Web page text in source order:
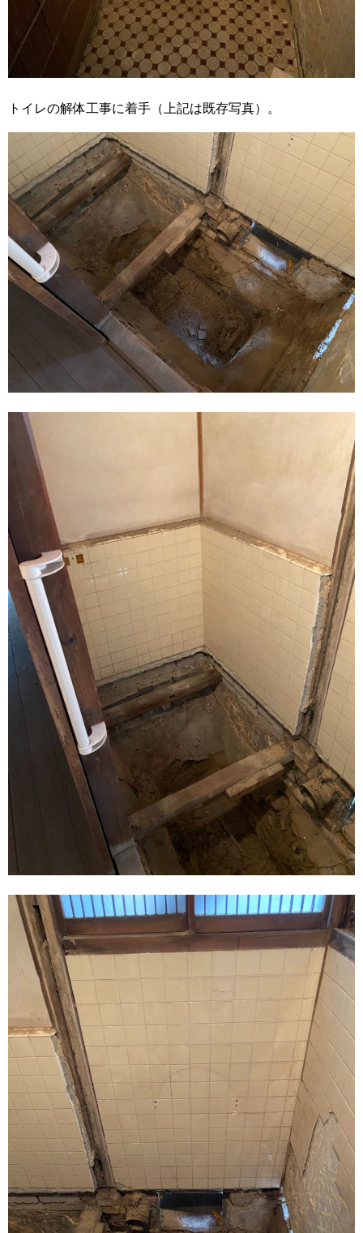
トイレの解体工事に着手（上記は既存写真）。